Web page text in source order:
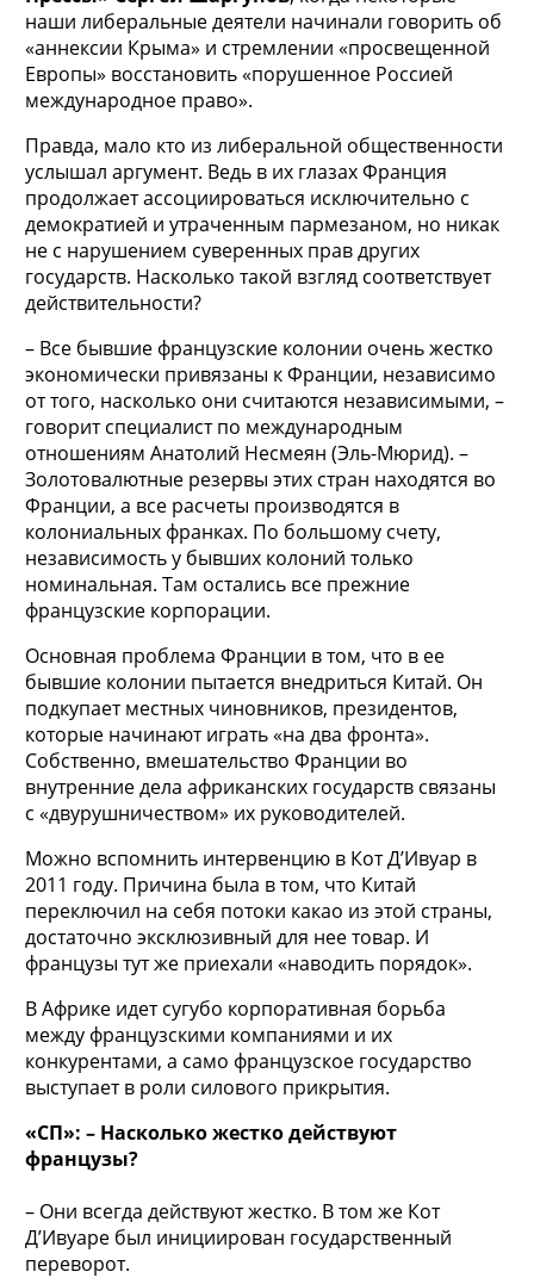
наши либеральные деятели начинали говорить об
«аннексии Крыма» и стремлении «просвещенной
Европы» восстановить «порушенное Россией
международное право».
Правда, мало кто из либеральной общественности
услышал аргумент. Ведь в их глазах Франция
продолжает ассоциироваться исключительно с
демократией и утраченным пармезаном, но никак
не с нарушением суверенных прав других
государств. Насколько такой взгляд соответствует
действительности?
– Все бывшие французские колонии очень жестко
экономически привязаны к Франции, независимо
от того, насколько они считаются независимыми, –
говорит специалист по международным
отношениям Анатолий Несмеян (Эль-Мюрид). –
Золотовалютные резервы этих стран находятся во
Франции, а все расчеты производятся в
колониальных франках. По большому счету,
независимость у бывших колоний только
номинальная. Там остались все прежние
французские корпорации.
Основная проблема Франции в том, что в ее
бывшие колонии пытается внедриться Китай. Он
подкупает местных чиновников, президентов,
которые начинают играть «на два фронта».
Собственно, вмешательство Франции во
внутренние дела африканских государств связаны
с «двурушничеством» их руководителей.
Можно вспомнить интервенцию в Кот Д’Ивуар в
2011 году. Причина была в том, что Китай
переключил на себя потоки какао из этой страны,
достаточно эксклюзивный для нее товар. И
французы тут же приехали «наводить порядок».
В Африке идет сугубо корпоративная борьба
между французскими компаниями и их
конкурентами, а само французское государство
выступает в роли силового прикрытия.
«СП»: – Насколько жестко действуют
французы?
– Они всегда действуют жестко. В том же Кот
Д’Ивуаре был инициирован государственный
переворот.